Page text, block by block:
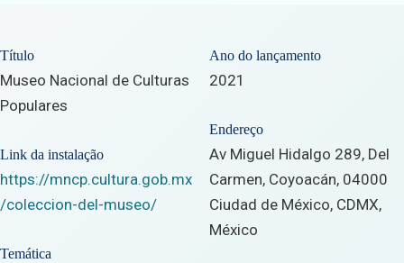
Título
Museo Nacional de Culturas
Populares
Link da instalação
https://mncp.cultura.gob.mx
/coleccion-del-museo/
Temática
Ano do lançamento
2021
Endereço
Av Miguel Hidalgo 289, Del
Carmen, Coyoacán, 04000
Ciudad de México, CDMX,
México